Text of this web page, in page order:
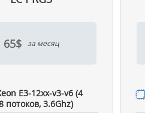
65$ за месяц
E3-12xx-v3-v6 (4
потоков, 3.6Ghz)